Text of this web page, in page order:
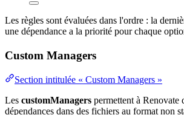
Les règles sont évaluées dans l'ordre : la
une dépendance a la priorité pour chaque
Custom Managers
Section intitulée « Custom Managers »
Les customManagers permettent à Renovate
dépendances dans des fichiers au format non